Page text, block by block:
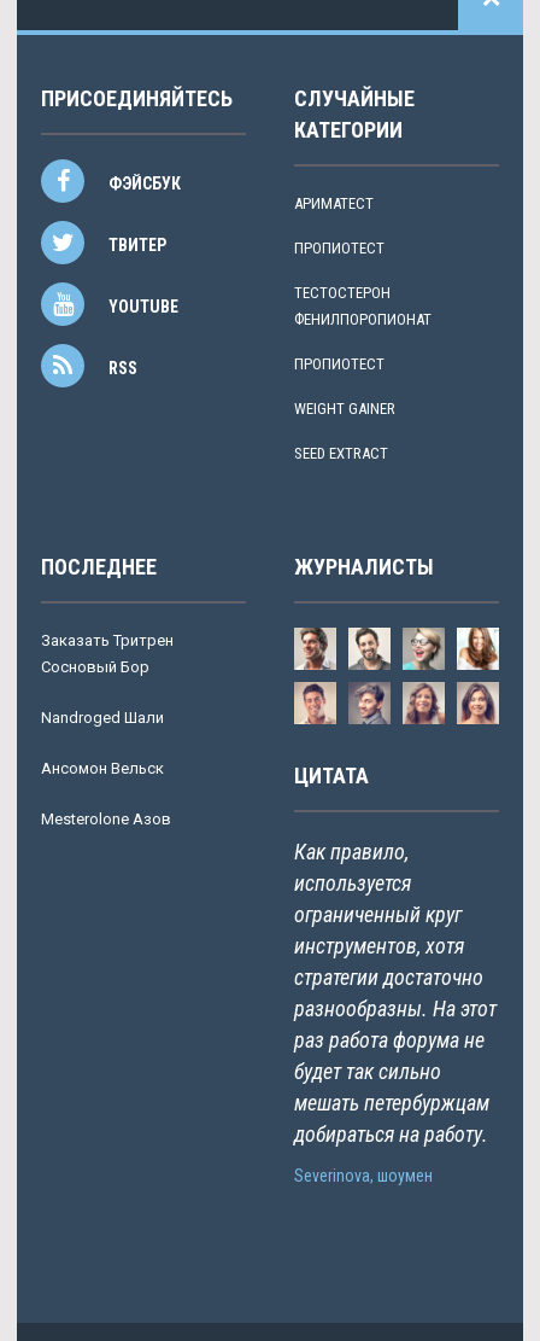
ПРИСОЕДИНЯЙТЕСЬ
ФЭЙСБУК
ТВИТЕР
YOUTUBE
RSS
СЛУЧАЙНЫЕ
КАТЕГОРИИ
АРИМАТЕСТ
ПРОПИОТЕСТ
ТЕСТОСТЕРОН
ФЕНИЛПОРОПИОНАТ
ПРОПИОТЕСТ
WEIGHT GAINER
SEED EXTRACT
ПОСЛЕДНЕЕ
Заказать Тритрен
Сосновый Бор
Nandroged Шали
Ансомон Вельск
Mesterolone Азов
ЖУРНАЛИСТЫ
ЦИТАТА
Как правило,
используется
ограниченный круг
инструментов, хотя
стратегии достаточно
разнообразны. На этот
раз работа форума не
будет так сильно
мешать петербуржцам
добираться на работу.
Severinova, шоумен